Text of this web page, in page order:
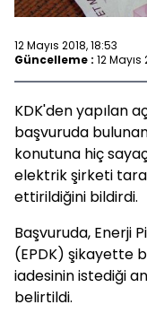
12 Mayıs 2018, 18:53
Güncelleme : 12 Mayıs
KDK'den yapılan
başvuruda bulunan
konutuna hiç
elektrik şirketi
ettirildiğini bildirdi.
Başvuruda, Enerji
(EPDK) şikayette
iadesinin istediği
belirtildi.